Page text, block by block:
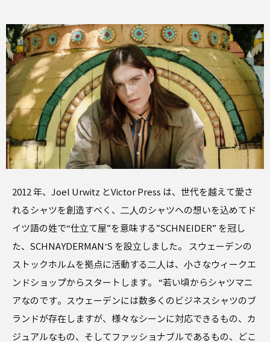
2012 年、Joel Urwitz とVictor Press は、世代を越えて愛さ
れるシャツを創造すべく、⼆⼈のシャツへの想いを込めてド
イツ語の姓で“仕⽴て屋”を意味する”SCHNEIDER” を冠し
た、SCHNAYDERMANʼS を設⽴しました。 スウェーデンの
ストックホルムを拠点に活動する⼆⼈は、⼩さなウィークエ
ンドショップからスタートします。 “若い頃からシャツマニ
アなのです。スウェーデンには数多くのビジネスシャツのブ
ランドが存在しますが、様々なシーンに対応できるもの、カ
ジュアルなもの、そしてファッショナブルであるもの、どこ